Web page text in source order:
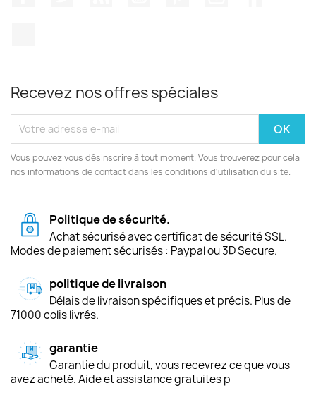
Recevez nos offres spéciales
Vous pouvez vous désinscrire à tout moment. Vous trouverez pour cela
nos informations de contact dans les conditions d'utilisation du site.
Politique de sécurité.
Achat sécurisé avec certificat de sécurité SSL.
Modes de paiement sécurisés : Paypal ou 3D Secure.
politique de livraison
Délais de livraison spécifiques et précis. Plus de
71000 colis livrés.
garantie
Garantie du produit, vous recevrez ce que vous
avez acheté. Aide et assistance gratuites p